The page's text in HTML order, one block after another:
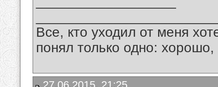
Все, кто уходил от меня
понял только одно: